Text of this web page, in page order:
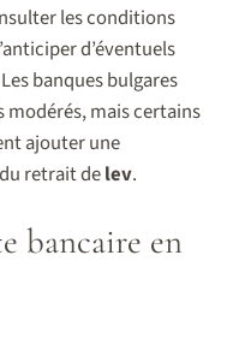
les conditions
d’éventuels
banques bulgares
mais certains
ajouter une
retrait delev.
bancaire en